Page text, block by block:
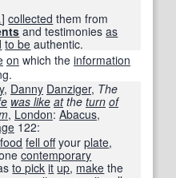
] collected them from
and testimoniesas
to be authentic.
on which the information
, Danny Danziger, The
was like atthe turn of
, London: Abacus,
122:
fell offyourplate,
contemporary
to pick it up, make the